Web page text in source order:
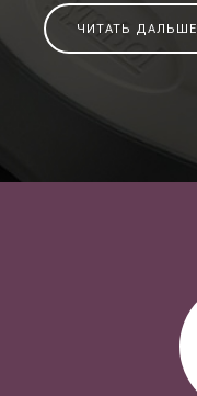
ЧИТАТЬ ДАЛЬШЕ